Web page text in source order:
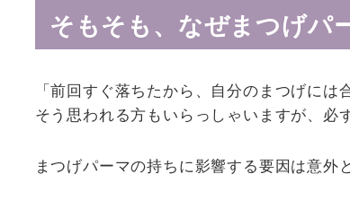
そもそも、なぜまつげパ
「前回すぐ落ちたから、自分のまつげには
そう思われる方もいらっしゃいますが、必
まつげパーマの持ちに影響する要因は意外